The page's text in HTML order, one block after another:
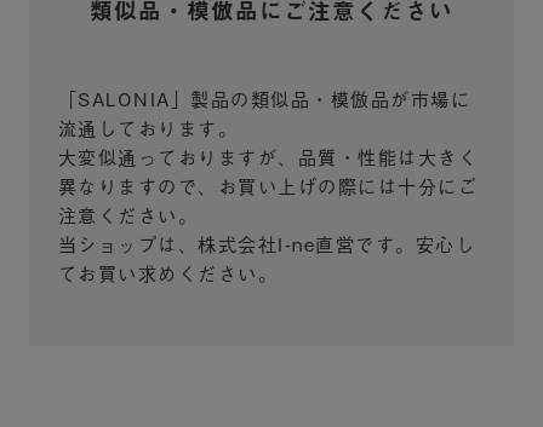
類似品・模倣品にご注意ください
「SALONIA」製品の類似品・模倣品が市場に
流通しております。
大変似通っておりますが、品質・性能は大きく
異なりますので、お買い上げの際には十分にご
注意ください。
当ショップは、株式会社I-ne直営です。安心し
てお買い求めください。